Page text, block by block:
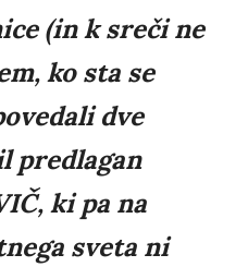
(in k sreči ne
ko sta se
dve
predlagan
ki pa na
sveta ni